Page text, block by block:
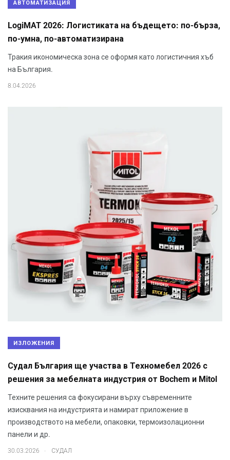
АВТОМАТИЗАЦИЯ
LogiMAT 2026: Логистиката на бъдещето: по-бърза,
по-умна, по-автоматизирана
Тракия икономическа зона се оформя като логистичния хъб
на България.
8.04.2026
ИЗЛОЖЕНИЯ
Судал България ще участва в Техномебел 2026 с
решения за мебелната индустрия от Bochem и Mitol
Техните решения са фокусирани върху съвременните
изисквания на индустрията и намират приложение в
производството на мебели, опаковки, термоизолационни
панели и др.
30.03.2026 . СУДАЛ